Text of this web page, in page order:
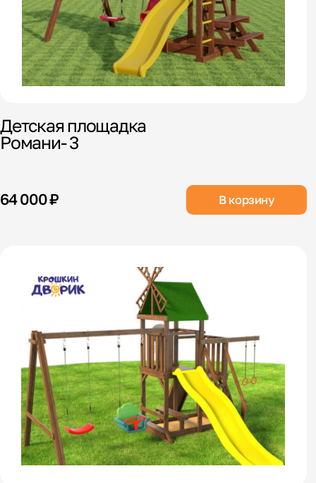
Детская площадка
Романи- 3
64 000 ₽ В корзину